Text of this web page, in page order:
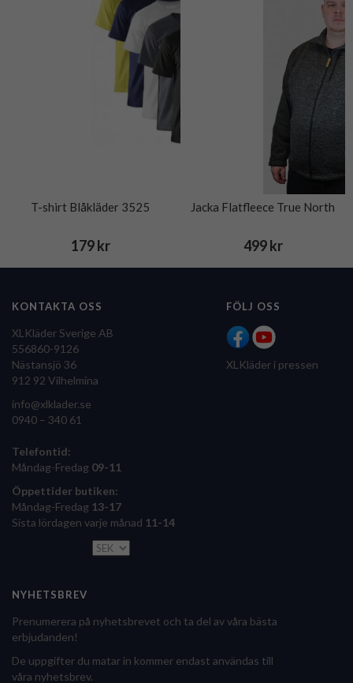
T-shirt Blåkläder 3525
179 kr
Jacka Flatfleece True North
499 kr
KONTAKTA OSS
XLKläder Sverige AB
556860-9126
Nästansjö 36
912 92 Vilhelmina
info@xlklader.se
0940 – 340 61
Telefontid:
Måndag-Fredag 09-11
Öppettider butiken:
Måndag-Fredag 13-17
Sista lördagen varje månad 11-14
FÖLJ OSS
XLKläder i pressen
NYHETSBREV
Prenumerera på nyhetsbrevet och ta del av våra bästa
erbjudanden!
De uppgifter du matar in kommer endast användas till
våra nyhetsbrev.